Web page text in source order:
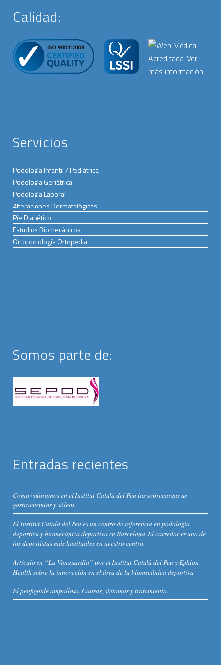
Calidad:
Servicios
Podología Infantil / Pediátrica
Podología Geriátrica
Podología Laboral
Alteraciones Dermatológicas
Pie Diabético
Estudios Biomecánicos
Ortopodología Ortopedia
Somos parte de:
Entradas recientes
Como valoramos en el Institut Catalá del Peu las sobrecargas de
gastrocnemios y sóleos.
El Institut Català del Peu es un centro de referencia en podología
deportiva y biomecánica deportiva en Barcelona. El corredor es uno de
los deportistas más habituales en nuestro centro.
Artículo en “La Vanguardia” por el Institut Català del Peu y Ephion
Health sobre la innovación en el área de la biomecánica deportiva
El penfigoide ampolloso. Causas, síntomas y tratamiento.